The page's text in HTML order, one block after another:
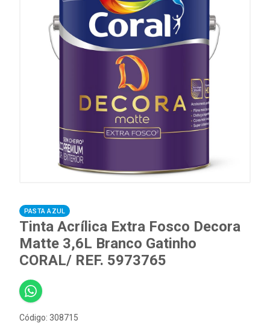
PASTA AZUL
Tinta Acrílica Extra Fosco Decora
Matte 3,6L Branco Gatinho
CORAL/ REF. 5973765
Código: 308715